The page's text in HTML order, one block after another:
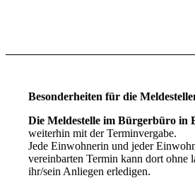
Besonderheiten für die
Die Meldestelle im Bürgerbüro in
weiterhin mit der Terminvergabe.
Jede Einwohnerin und jeder
vereinbarten Termin kann dort ohne
ihr/sein Anliegen erledigen.